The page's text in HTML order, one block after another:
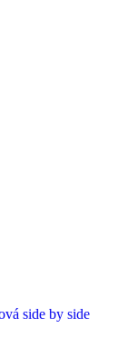
side by side